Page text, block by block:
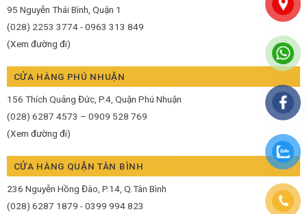
95 Nguyễn Thái Bình, Quận 1
(028) 2253 3774 - 0963 313 849
(Xem đường đi)
CỬA HÀNG PHÚ NHUẬN
156 Thích Quảng Đức, P.4, Quận Phú Nhuận
(028) 6287 4573 – 0909 528 769
(Xem đường đi)
CỬA HÀNG QUẬN TÂN BÌNH
236 Nguyễn Hồng Đào, P.14, Q.Tân Bình
(028) 6287 1879 - 0399 994 823